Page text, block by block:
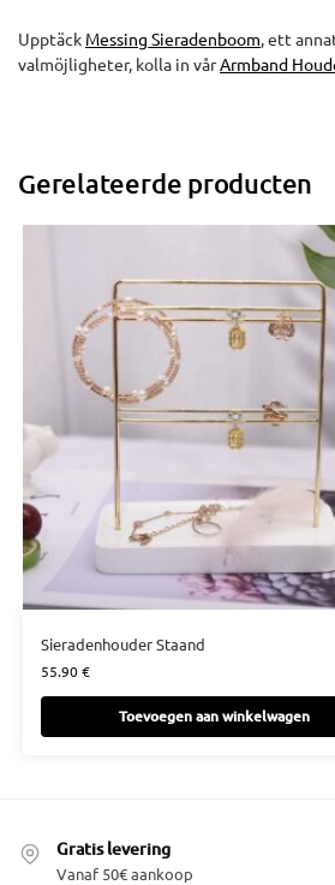
Upptäck Messing Sieradenboom, ett
valmöjligheter, kolla in vårArmband
Gerelateerde producten
Sieradenhouder Staand
55.90€
Toevoegen aan winkelwagen
Gratis levering
Vanaf 50€ aankoop